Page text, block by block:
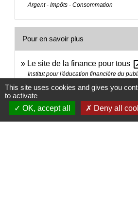
Argent - Impôts - Consommation
Pour en savoir plus
Le site de la finance pour tous
Institut pour l'éducation financière du
Assurance vie open_in_new
Autorité de contrôle prudentiel et de
This site uses cookies and gives you
to activate
OK, accept all
Deny all